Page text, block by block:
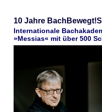
10 Jahre
Internationale
»Messias« mit über 500